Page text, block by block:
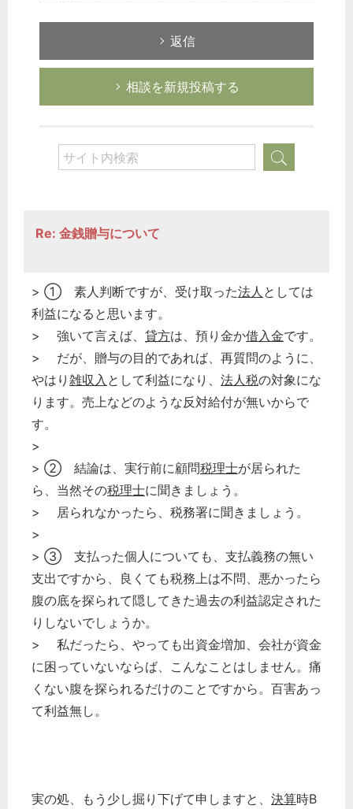
返信
相談を新規投稿する
Re: 金銭贈与について
> ① 素人判断ですが、受け取った法人 としては
利益になると思います。
> 強いて言えば、 貸方は、預り金か借入金です。
> だが、贈与の目的であれば、再質問のように、
やはり 雑収入 として利益になり、 法人税の対象にな
ります。売上などのような反対給付が無いからで
す。
>
> ② 結論は、実行前に顧問税理士が居られた
ら、当然その税理士に聞きましょう。
> 居られなかったら、税務署に聞きましょう。
>
> ③ 支払った個人についても、支払義務の無い
支出ですから、良くても税務上は不問、悪かったら
腹の底を探られて隠してきた過去の利益認定された
りしないでしょうか。
> 私だったら、やっても出資金増加、会社が資金
に困っていないならば、こんなことはしません。痛
くない腹を探られるだけのことですから。百害あっ
て利益無し。
実の処、もう少し掘り下げて申しますと、 決算時B
労務管理
税務経理
総務の給湯室